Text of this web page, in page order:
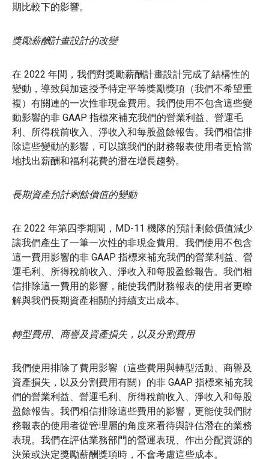
期比較下的影響。
獎勵薪酬計畫設計的改變
在 2022 年間，我們對獎勵薪酬計畫設計完成了結構性的
變動，導致與加速授予特定平等獎勵獎項（我們不希望重
複）有關連的一次性非現金費用。我們使用不包含這些變
動影響的非 GAAP 指標來補充我們的營業利益、營運毛
利、所得稅前收入、淨收入和每股盈餘報告。我們相信排
除這些變動的影響，可以讓我們的財務報表使用者更恰當
地找出薪酬和福利花費的潛在增長趨勢。
長期資產預計剩餘價值的變動
在 2022 年第四季期間，MD-11 機隊的預計剩餘價值減少
讓我們產生了一筆一次性的非現金費用。我們使用不包含
這一費用影響的非 GAAP 指標來補充我們的營業利益、營
運毛利、所得稅前收入、淨收入和每股盈餘報告。我們相
信排除這一費用的影響，能使我們財務報表的使用者更瞭
解與我們長期資產相關的持續支出成本。
轉型費用、商譽及資產損失，以及分割費用
我們使用排除了費用影響（這些費用與轉型活動、商譽及
資產損失，以及分割費用有關）的非 GAAP 指標來補充我
們的營業利益、營運毛利、所得稅前收入、淨收入和每股
盈餘報告。我們相信排除這些費用的影響，更能使我們財
務報表的使用者從管理層的角度來看待與評估潛在的業務
表現。我們在評估業務部門的營運表現、作出分配資源的
決策或決定獎勵薪酬獎項時，不會考慮這些成本。